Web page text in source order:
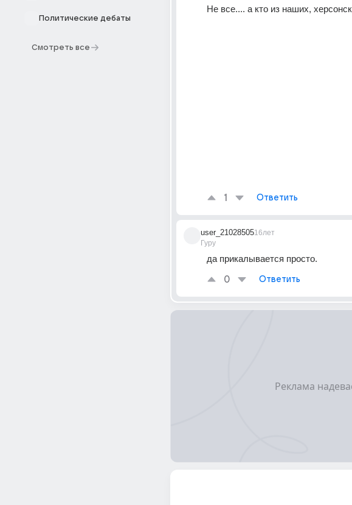
Политические дебаты
Смотреть все
Не все.... а кто из наших,
1 Ответить
user_21028505
Гуру
16лет
да прикалывается просто.
0 Ответить